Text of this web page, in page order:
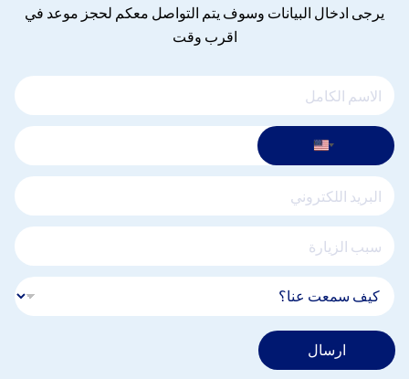
يرجى ادخال البيانات وسوف يتم التواصل معكم لحجز موعد في
اقرب وقت
ارسال